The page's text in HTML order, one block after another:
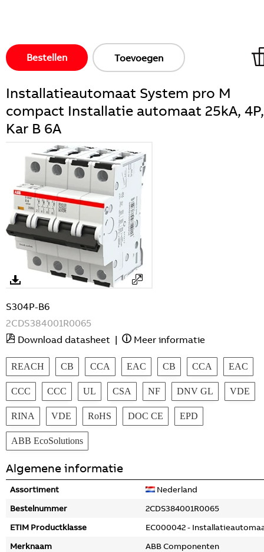
Bestellen Toevoegen
Installatieautomaat System pro M
compact Installatie automaat 25kA, 4P,
Kar B 6A
S304P-B6
2CDS384001R0065
Download datasheet | Meer informatie
REACH CB CCA EAC CB CCA EAC
CCC CCC UL CSA NF DNV GL VDE
RINA VDE RoHS DOC CE EPD
ABB EcoSolutions
Algemene informatie
Assortiment
Nederland
Bestelnummer
2CDS384001R0065
ETIM Productklasse
EC000042 -
Merknaam
ABB Componenten